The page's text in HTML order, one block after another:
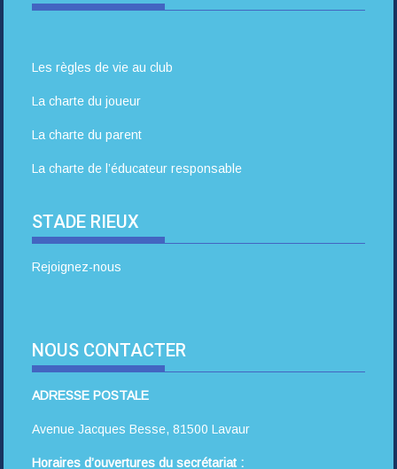
Les règles de vie au club
La charte du joueur
La charte du parent
La charte de l’éducateur responsable
STADE RIEUX
Rejoignez-nous
NOUS CONTACTER
ADRESSE POSTALE
Avenue Jacques Besse, 81500 Lavaur
Horaires d’ouvertures du secrétariat :